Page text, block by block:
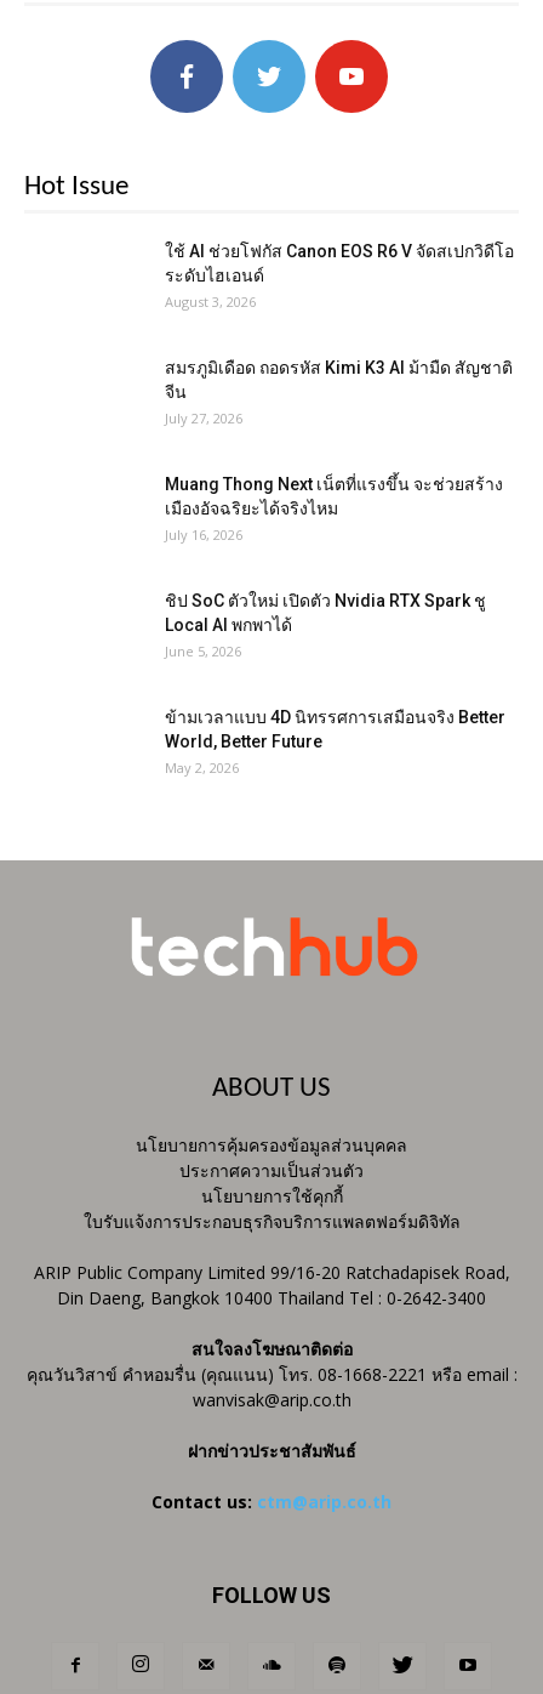
Hot Issue
ใช้ AI ช่วยโฟกัส Canon EOS R6 V จัดสเปกวิดีโอ
ระดับไฮเอนด์
August 3, 2026
สมรภูมิเดือด ถอดรหัส Kimi K3 AI ม้ามืด สัญชาติ
จีน
July 27, 2026
Muang Thong Next เน็ตที่แรงขึ้น จะช่วยสร้าง
เมืองอัจฉริยะได้จริงไหม
July 16, 2026
ชิป SoC ตัวใหม่ เปิดตัว Nvidia RTX Spark ชู
Local AI พกพาได้
June 5, 2026
ข้ามเวลาแบบ 4D นิทรรศการเสมือนจริง Better
World, Better Future
May 2, 2026
ABOUT US
นโยบายการคุ้มครองข้อมูลส่วนบุคคล
ประกาศความเป็นส่วนตัว
นโยบายการใช้คุกกี้
ใบรับแจ้งการประกอบธุรกิจบริการแพลตฟอร์มดิจิทัล
ARIP Public Company Limited 99/16-20 Ratchadapisek Road,
Din Daeng, Bangkok 10400 Thailand Tel : 0-2642-3400
สนใจลงโฆษณาติดต่อ
คุณวันวิสาข์ คำหอมรื่น (คุณแนน) โทร. 08-1668-2221 หรือ email :
wanvisak@arip.co.th
ฝากข่าวประชาสัมพันธ์
Contact us: ctm@arip.co.th
FOLLOW US